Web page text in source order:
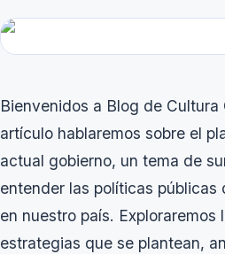
Bienvenidos a Blog de Cultura
artículo hablaremos sobre el
actual gobierno, un tema de
entender las políticas públicas
en nuestro país. Exploraremos
estrategias que se plantean,